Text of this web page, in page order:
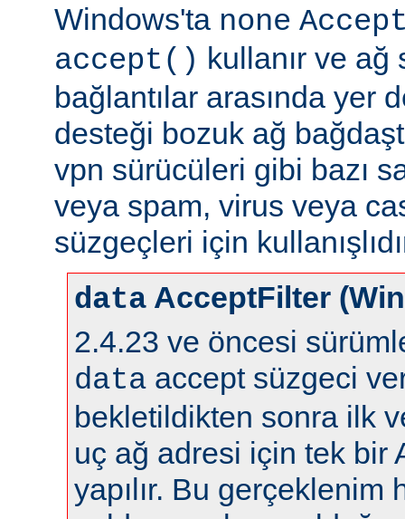
Windows'ta none
accept() kullanır ve ağ
bağlantılar arasında yer
desteği bozuk ağ
vpn sürücüleri gibi bazı
veya spam, virus veya
süzgeçleri için
data AcceptFilter
2.4.23 ve öncesi
data accept süzgeci
bekletildikten sonra ilk
uç ağ adresi için tek bir
yapılır. Bu gerçeklenim